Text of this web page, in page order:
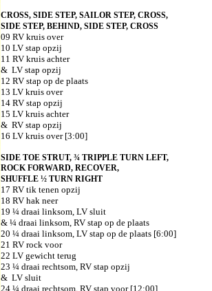
CROSS, SIDE STEP, SAILOR STEP, CROSS,
SIDE STEP, BEHIND, SIDE STEP, CROSS
09 RV kruis over
10 LV stap opzij
11 RV kruis achter
& LV stap opzij
12 RV stap op de plaats
13 LV kruis over
14 RV stap opzij
15 LV kruis achter
& RV stap opzij
16 LV kruis over [3:00]
SIDE TOE STRUT, ¾ TRIPPLE TURN LEFT,
ROCK FORWARD, RECOVER,
SHUFFLE ½ TURN RIGHT
17 RV tik tenen opzij
18 RV hak neer
19 ¼ draai linksom, LV sluit
& ¼ draai linksom, RV stap op de plaats
20 ¼ draai linksom, LV stap op de plaats [6:00]
21 RV rock voor
22 LV gewicht terug
23 ¼ draai rechtsom, RV stap opzij
& LV sluit
24 ¼ draai rechtsom, RV stap voor [12:00]